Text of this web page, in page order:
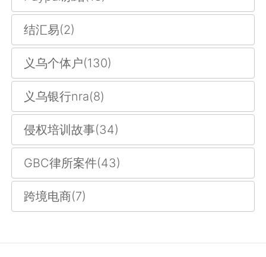
结汇易(2)
义乌个体户(130)
义乌银行nra(8)
侵权培训故事(34)
GBC律所案件(43)
跨境电商(7)